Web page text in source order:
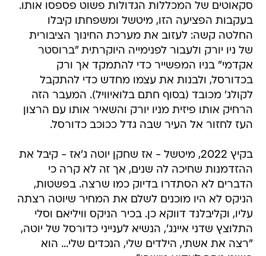
סקאוטים של המכללות הגדולות פשוט פספסו אותו.
בעקבות הפציעה הזו, מיטשל ומשפחתו קיבלו
החלטה קשה: לעזוב את מערכת החינוך הציבורית
של ניו יורק ולעבור לפנימייה היוקרתית "ברוסטר
אקדמי" בניו המפשייר כדי להתמקד אך ורק
בכדורסל, ולבנות את עצמו מחדש כדי להתקבל
לקולג' מכובד (בסוף חתם בלואיוויל). המעבר הזה
הרחיק אותו פיזית מניו יורק והשאיר אותו עם הרצון
העז לחזור אל העיר שבה גדל ככוכב כדורסל.
בקיץ 2022, מיטשל - אז שחקן יוטה ג'אז - קיבל את
ההזדמנות שחיכה לה שנים, אך זה לא קרה כי
הדברים לא הסתדרו בדיוק כמו שרצה. בפשטות,
הניקס לא היו מוכנים לשלם את המחיר שיוטה רצתה
עליו, וקליבלנד דווקא כן. בכיר הניקס וויליאם וסלי
התלוצץ שדני איינג', הנשיא לענייני כדורסל של יוטה,
"רצה את אשתי, הילדים שלי, הנכדים שלי... הוא